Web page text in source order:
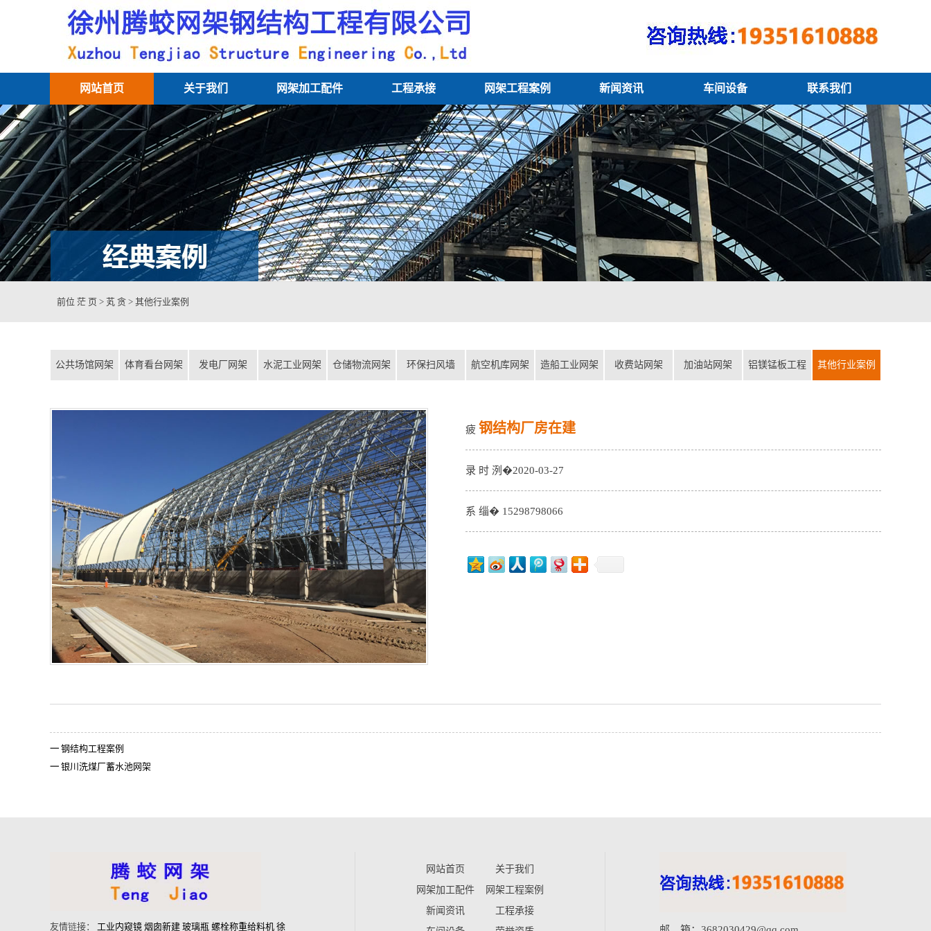
网站首页 关于我们 网架加工配件 工程承接 网架工程案例 新闻资讯 车间设备 联系我们
前位 茫 页 > 芄 贪 > 其他行业案例
公共场馆网架 体育看台网架 发电厂网架 水泥工业网架 仓储物流网架 环保扫风墙 航空机库网架 造船工业网架 收费站网架 加油站网架 铝镁锰板工程 其他行业案例
疲 钢结构厂房在建
录 时 洌�2020-03-27
系 缁� 15298798066
一 钢结构工程案例
一 银川洗煤厂蓄水池网架
友情链接： 工业内窥镜 烟囱新建 玻璃瓶 螺栓称重给料机 徐
网站首页
关于我们
网架加工配件
网架工程案例
新闻资讯
工程承接